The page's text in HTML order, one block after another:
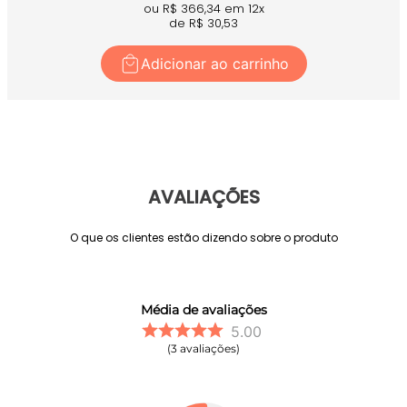
ou R$ 366,34em 12x
de R$ 30,53
Adicionar ao carrinho
AVALIAÇÕES
O que os clientes estão dizendo sobre o produto
Média de avaliações
5.00
3 avaliações